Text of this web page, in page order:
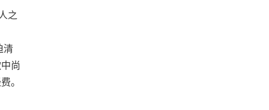
之
清
尚
。